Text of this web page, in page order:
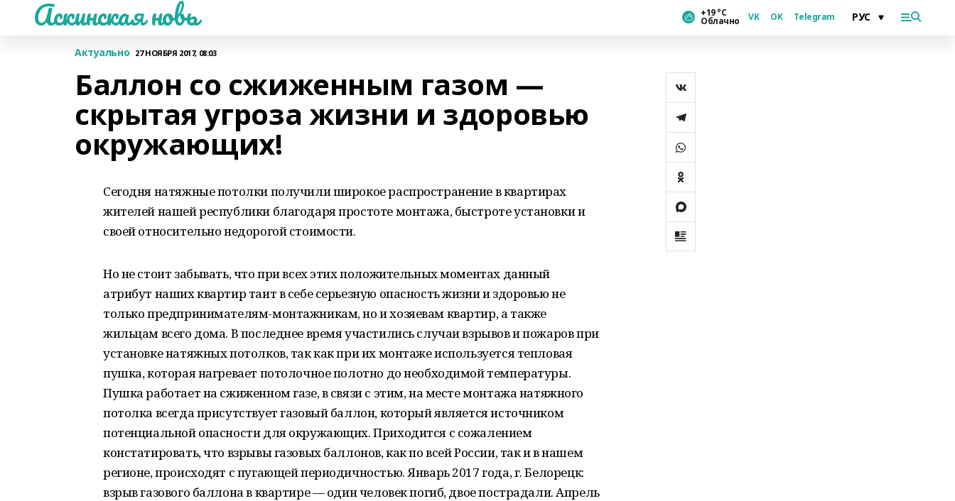
Аскинская новь +19 °С
Облачно VK OK Telegram
Актуально 27 НОЯБРЯ 2017, 08:03
Баллон со сжиженным газом —
скрытая угроза жизни и здоровью
окружающих!
Сегодня натяжные потолки получили широкое распространение в квартирах
жителей нашей республики благодаря простоте монтажа, быстроте установки и
своей относительно недорогой стоимости.
Но не стоит забывать, что при всех этих положительных моментах данный
атрибут наших квартир таит в себе серьезную опасность жизни и здоровью не
только предпринимателям-монтажникам, но и хозяевам квартир, а также
жильцам всего дома. В последнее время участились случаи взрывов и пожаров при
установке натяжных потолков, так как при их монтаже используется тепловая
пушка, которая нагревает потолочное полотно до необходимой температуры.
Пушка работает на сжиженном газе, в связи с этим, на месте монтажа натяжного
потолка всегда присутствует газовый баллон, который является источником
потенциальной опасности для окружающих. Приходится с сожалением
констатировать, что взрывы газовых баллонов, как по всей России, так и в нашем
регионе, происходят с пугающей периодичностью. Январь 2017 года, г. Белорецк:
взрыв газового баллона в квартире — один человек погиб, двое пострадали. Апрель